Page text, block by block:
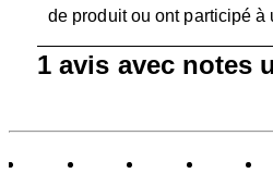
de produit ou ont participé à
sur
1 avis avec notes